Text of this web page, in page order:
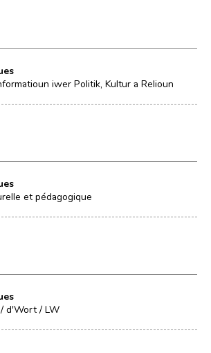
iwer Politik, Kultur a Relioun
et pédagogique
d'Wort / LW